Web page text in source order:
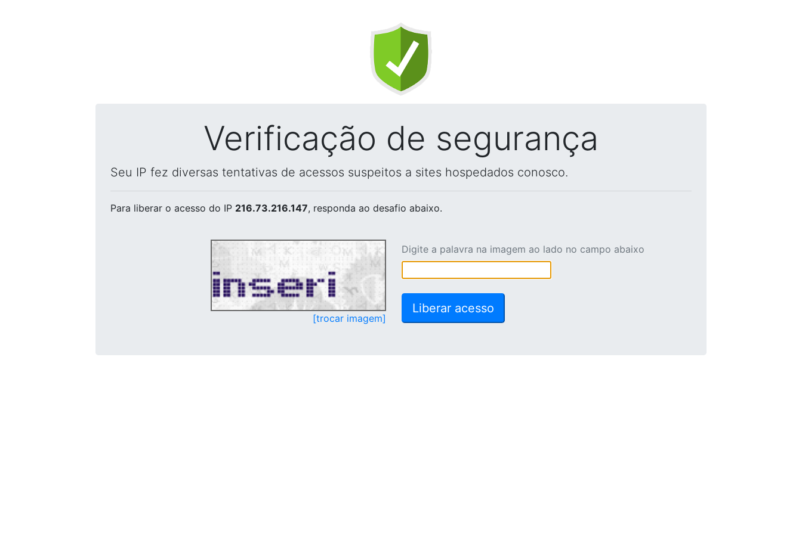
Verificação de segurança
Seu IP fez diversas tentativas de acessos suspeitos a sites hospedados conosco.
Para liberar o acesso do IP 216.73.216.147, responda ao desafio abaixo.
[trocar imagem]
Digite a palavra na imagem ao lado no campo abaixo